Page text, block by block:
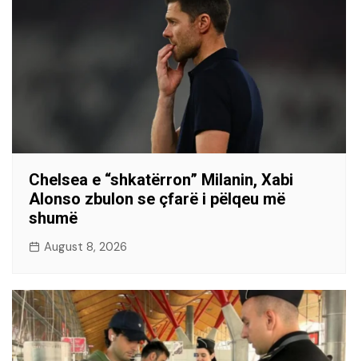
Chelsea e “shkatërron” Milanin, Xabi
Alonso zbulon se çfarë i pëlqeu më
shumë
August 8, 2026